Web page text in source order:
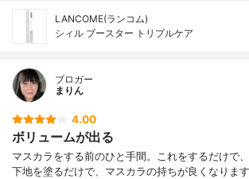
LANCOME(ランコム)
シィル ブースター トリプルケア
ブロガー
まりん
4.00
ボリュームが出る
マスカラをする前のひと手間。これをするだけで
下地を塗るだけで、マスカラの持ちが良くなりま